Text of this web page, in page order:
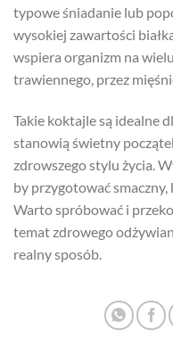
typowe śniadanie lub
wysokiej zawartości
wspiera organizm na
trawiennego, przez
Takie koktajle są idealne
stanowią świetny
zdrowszego stylu życia.
by przygotować
Warto spróbować i
temat zdrowego
realny sposób.